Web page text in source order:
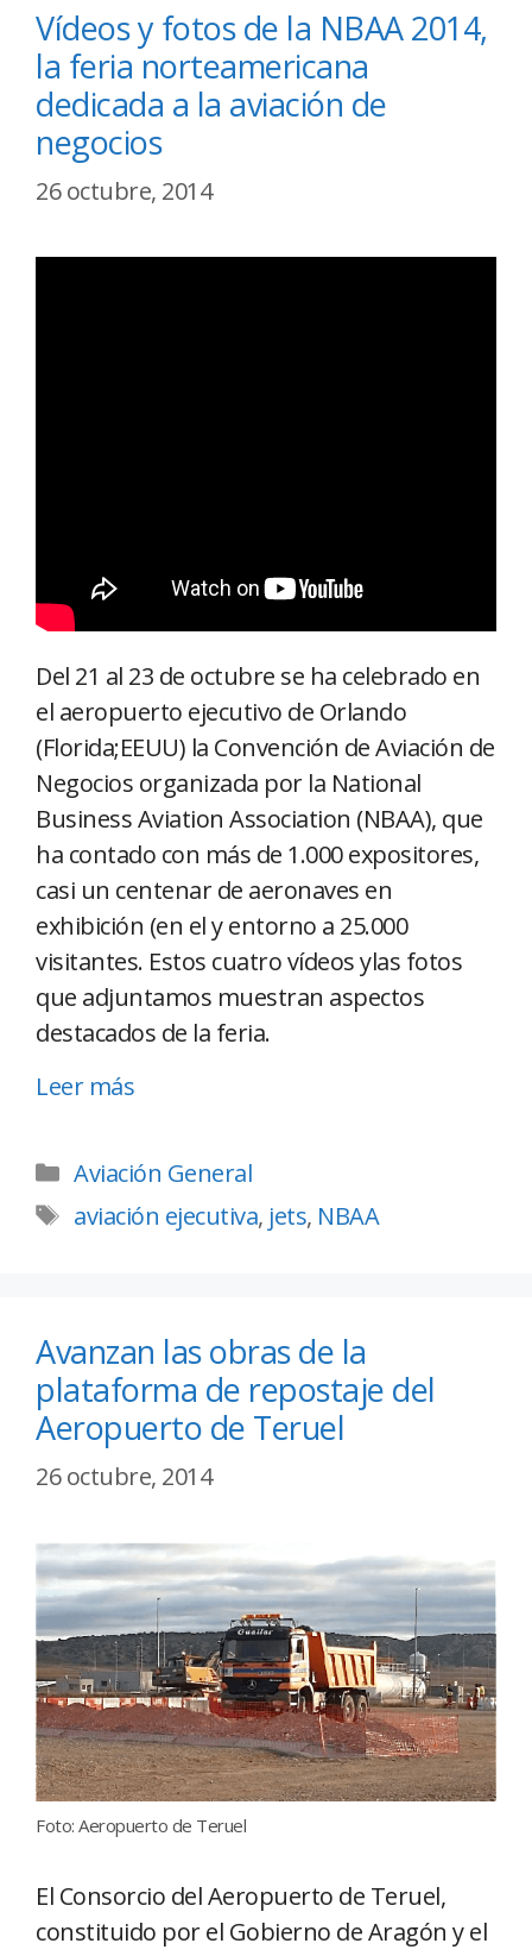
Vídeos y fotos de la NBAA 2014,
la feria norteamericana
dedicada a la aviación de
negocios
26 octubre, 2014
Del 21 al 23 de octubre se ha celebrado en
el aeropuerto ejecutivo de Orlando
(Florida;EEUU) la Convención de Aviación de
Negocios organizada por la National
Business Aviation Association (NBAA), que
ha contado con más de 1.000 expositores,
casi un centenar de aeronaves en
exhibición (en el y entorno a 25.000
visitantes. Estos cuatro vídeos ylas fotos
que adjuntamos muestran aspectos
destacados de la feria.
Leer más
Aviación General
aviación ejecutiva, jets, NBAA
Avanzan las obras de la
plataforma de repostaje del
Aeropuerto de Teruel
26 octubre, 2014
Foto: Aeropuerto de Teruel
El Consorcio del Aeropuerto de Teruel,
constituido por el Gobierno de Aragón y el